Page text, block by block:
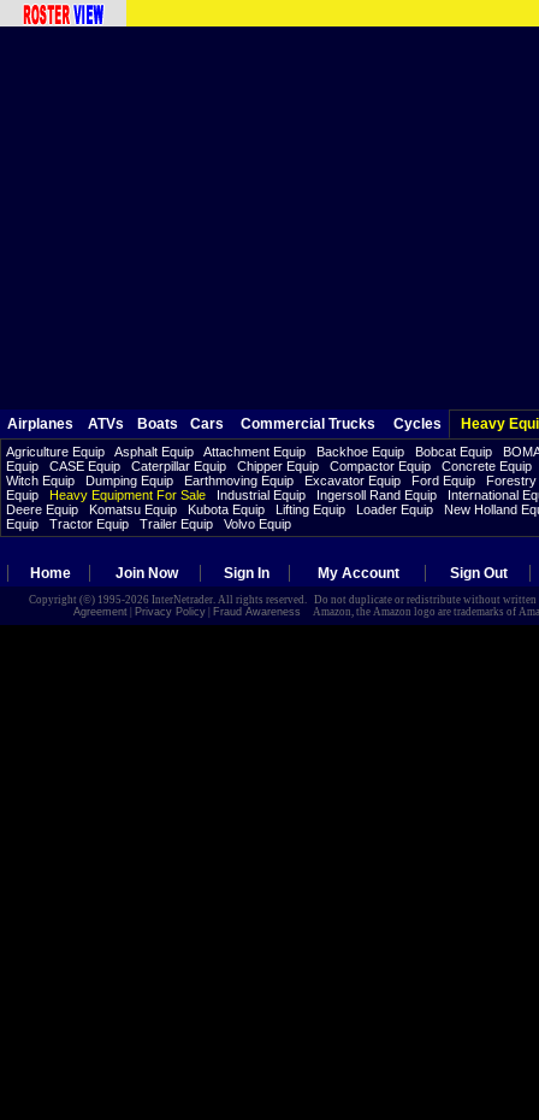
Airplanes ATVs Boats Cars Commercial Trucks Cycles Heavy
Agriculture Equip Asphalt Equip Attachment Equip Backhoe Equip Bobcat Equip
Equip
CASE Equip Caterpillar Equip Chipper Equip Compactor Equip
Concrete Equip
Witch Equip
Dumping Equip Earthmoving Equip Excavator Equip Ford Equip
Forestry
Equip
Heavy Equipment For Sale Industrial Equip Ingersoll Rand Equip
International
Deere Equip
Komatsu Equip Kubota Equip Lifting Equip Loader Equip
New Holland
Equip
Tractor Equip Trailer Equip Volvo Equip
Home Join Now Sign In My Account Sign Out
Copyright (©) 1995-2026 InterNetrader. All rights reserved. Do not duplicate or redistribute without
Agreement| Privacy Policy| Fraud Awareness Amazon, the Amazon logo are trademarks of